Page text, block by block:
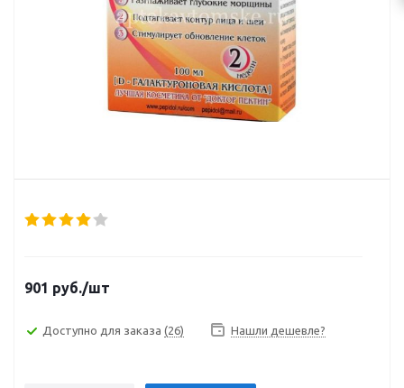
901 руб./шт
Доступно для заказа (26) Нашли дешевле?